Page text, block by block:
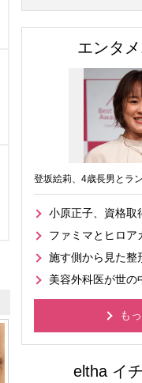
エンタ
登坂絵莉、4歳長男とラ
小原正子、資格取
ファミマとヒロア
施す側から見た整
美容外科医が世の
も